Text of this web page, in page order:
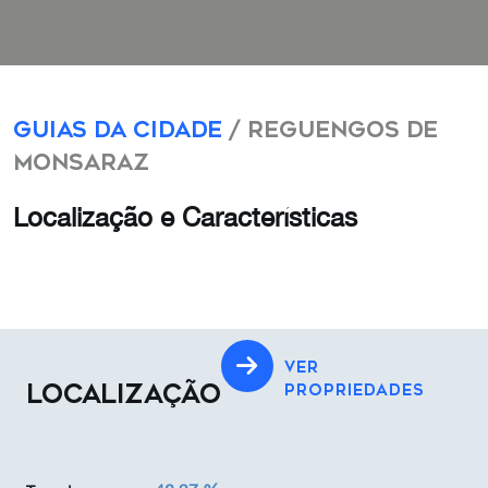
Guias da Cidade / Reguengos de
Monsaraz
Localização e Características
LOCALIZAÇÃO
VER
PROPRIEDADES